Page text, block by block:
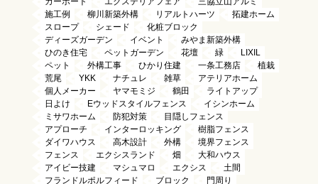
施工例
柳川新築外構 リアルトハーツ
拓建ホーム
スロープ
シェード
化粧ブロック
ディーズガーデン
イベント
みやま新築外構
ひのき住宅
ペットガーデン 花壇 緑
LIXIL
ペット
外構工事 ひかり住建 一条工務店
植栽
荒尾
YKK ナチュレ 雑草
アテリアホーム
個人メーカー
ヤマモミジ 鶴田
ライトアップ
日よけ
Eウッドスタイルフェンス
イシンホーム
ミサワホーム
防犯対策
目隠しフェンス
アプローチ
インターロッキング
樹脂フェンス
ダイワハウス
高木設計 外構
境界フェンス
フェンス
エクシスランド 畑
大和ハウス
アイビー技建
マシュマロ エクシス
土間
フランドルポルフィード
ブロック
門周り